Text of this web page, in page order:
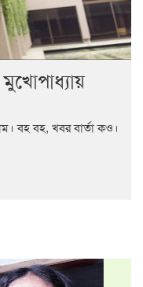
বহ বহ, খবর বার্তা কও।